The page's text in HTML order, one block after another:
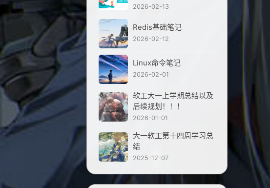
上传，分享笔记不再丢图
2026-02-13
Redis基础笔记
2026-02-12
Linux命令笔记
2026-02-01
软工大一上学期总结以及
后续规划！！！
2026-01-01
大一软工第十四周学习总
结
2025-12-07